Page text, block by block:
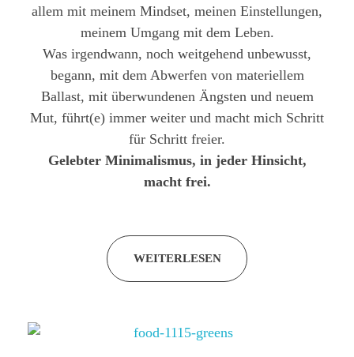
allem mit meinem Mindset, meinen Einstellungen,
meinem Umgang mit dem Leben.
Was irgendwann, noch weitgehend unbewusst,
begann, mit dem Abwerfen von materiellem
Ballast, mit überwundenen Ängsten und neuem
Mut, führt(e) immer weiter und macht mich Schritt
für Schritt freier.
Gelebter Minimalismus, in jeder Hinsicht,
macht frei.
WEITERLESEN